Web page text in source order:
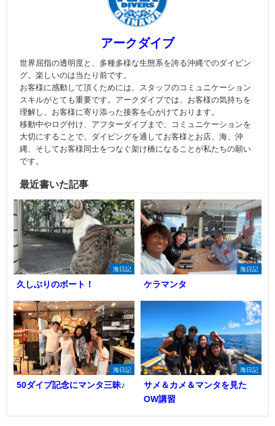
アークダイブ
世界屈指の透明度と、多種多様な生態系を誇る沖縄でのダイビン
グ。楽しいのは当たり前です。
お客様に感動して頂くためには、スタッフのコミュニケーション
スキルがとても重要です。アークダイブでは、お客様の気持ちを
理解し、お客様に寄り添った接客を心がけております。
移動中やログ付け、アフターダイブまで、コミュニケーションを
大切にすることで、ダイビングを通してお客様とお店、海、沖
縄、そしてお客様同士をつなぐ架け橋になることが私たちの願い
です。
最近書いた記事
海日記
久しぶりのボート！
海日記
ケラマンタ
海日記
50ダイブ記念にマンタ三昧♪
海日記
サメ＆カメ＆マンタを見た
OW講習